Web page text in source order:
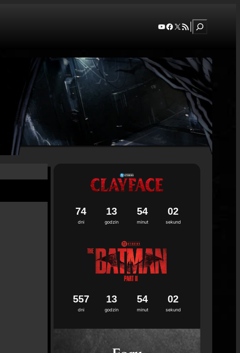
YouTube
Facebook
X RSS FeedSzukaj
dni
74
godzin
13
minut
54
sekund
00
dni
557
godzin
13
minut
54
sekund
00